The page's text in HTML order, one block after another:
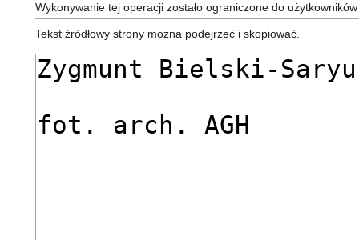
Wykonywanie tej operacji zostało ograniczone do
Tekst źródłowy strony można podejrzeć i skopiować.